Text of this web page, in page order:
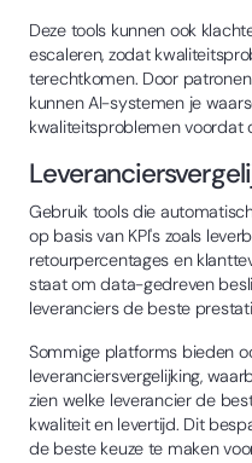
Deze tools kunnen ook
escaleren, zodat
terechtkomen. Door
kunnen AI-systemen je
kwaliteitsproblemen voordat
Gebruik tools die
op basis van KPI's zoals
retourpercentages en
staat om data-gedreven
leveranciers de beste
Sommige platforms bieden
leveranciersvergelijking,
zien welke leverancier de
kwaliteit en levertijd. Dit
de beste keuze te maken